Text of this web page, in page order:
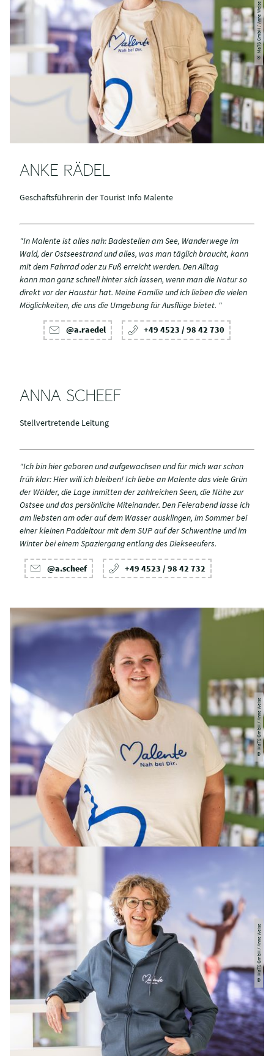
© MaTS GmbH / Anne Weise
ANKE RÄDEL
Geschäftsführerin der Tourist Info Malente
"In Malente ist alles nah: Badestellen am See, Wanderwege im
Wald, der Ostseestrand und alles, was man täglich braucht, kann
mit dem Fahrrad oder zu Fuß erreicht werden. Den Alltag
kann man ganz schnell hinter sich lassen, wenn man die Natur so
direkt vor der Haustür hat. Meine Familie und ich lieben die vielen
Möglichkeiten, die uns die Umgebung für Ausflüge bietet. "
@a.raedel +49 4523 / 98 42 730
ANNA SCHEEF
Stellvertretende Leitung
"Ich bin hier geboren und aufgewachsen und für mich war schon
früh klar: Hier will ich bleiben! Ich liebe an Malente das viele Grün
der Wälder, die Lage inmitten der zahlreichen Seen, die Nähe zur
Ostsee und das persönliche Miteinander. Den Feierabend lasse ich
am liebsten am oder auf dem Wasser ausklingen, im Sommer bei
einer kleinen Paddeltour mit dem SUP auf der Schwentine und im
Winter bei einem Spaziergang entlang des Diekseeufers.
@a.scheef +49 4523 / 98 42 732
© MaTS GmbH / Anne Weise
© MaTS GmbH / Anne Weise